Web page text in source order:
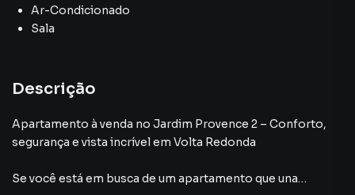
Ar-Condicionado
Sala
Descrição
Apartamento à venda no Jardim Provence 2 – Conforto,
segurança e vista incrível em Volta Redonda
Se você está em busca de um apartamento que una